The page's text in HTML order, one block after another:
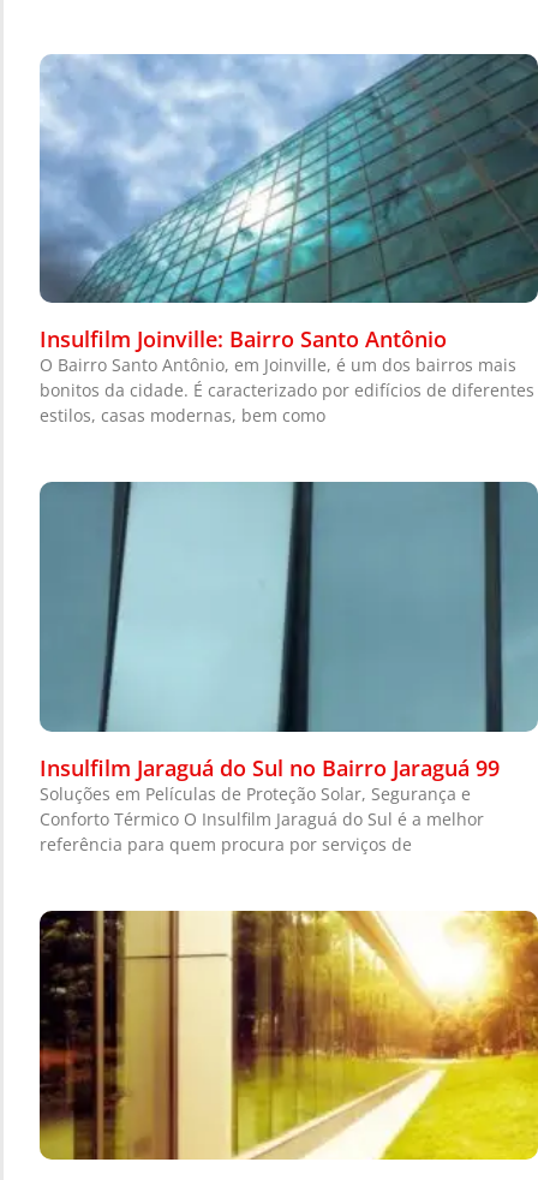
Insulfilm Joinville: Bairro Santo Antônio
O Bairro Santo Antônio, em Joinville, é um dos bairros mais
bonitos da cidade. É caracterizado por edifícios de diferentes
estilos, casas modernas, bem como
Insulfilm Jaraguá do Sul no Bairro Jaraguá 99
Soluções em Películas de Proteção Solar, Segurança e
Conforto Térmico O Insulfilm Jaraguá do Sul é a melhor
referência para quem procura por serviços de